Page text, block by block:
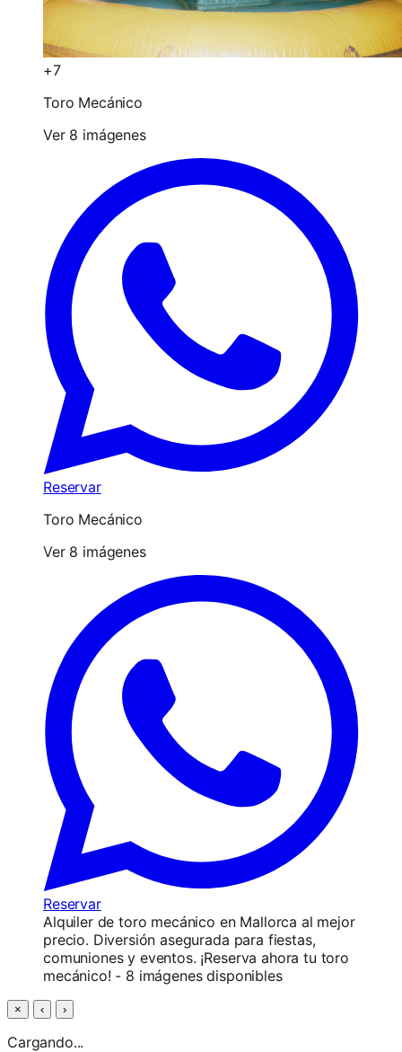
+7
Toro Mecánico
Ver 8 imágenes
Reservar
Toro Mecánico
Ver 8 imágenes
Reservar
Alquiler de toro mecánico en Mallorca al mejor
precio. Diversión asegurada para fiestas,
comuniones y eventos. ¡Reserva ahora tu toro
mecánico! - 8 imágenes disponibles
× ‹ ›
Cargando...